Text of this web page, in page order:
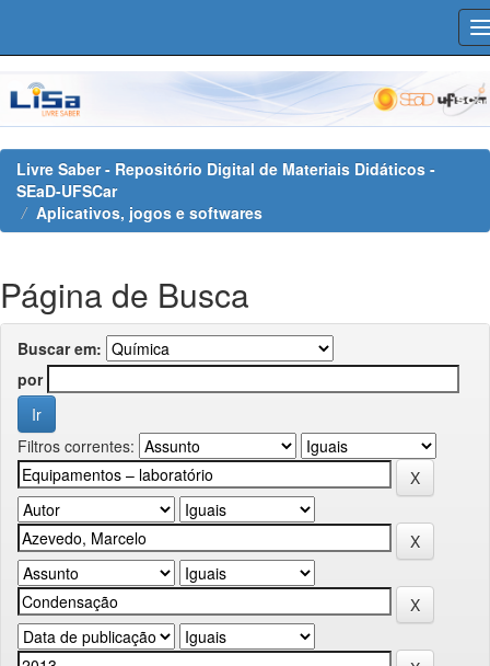
navigation
Livre Saber - Repositório Digital de Materiais Didáticos -
SEaD-UFSCar
Aplicativos, jogos e softwares
Página de Busca
Buscar em:
por
Filtros correntes: